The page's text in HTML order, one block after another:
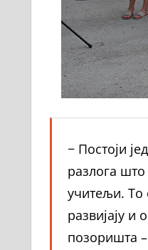
− Постоји
разлога
учитељи. То
развијају и
позоришта –